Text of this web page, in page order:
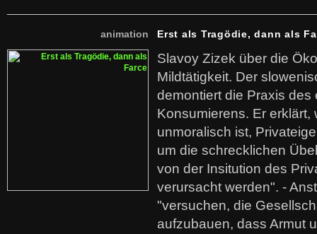
animation Erst als Tragödie, dann als
Slavoy Zizek über die
Mildtätigkeit. Der
demontiert die Praxis des
Konsumierens. Er erklärt,
unmoralisch ist,
um die schrecklichen
von der Insitution des
verursacht werden". -
"versuchen, die
aufzubauen, dass Armut